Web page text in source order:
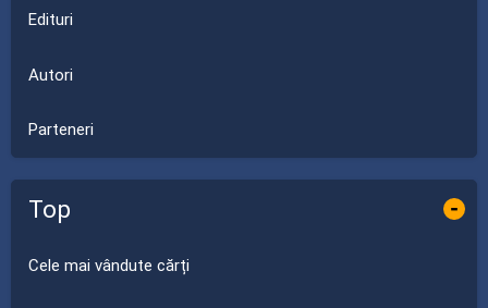
Edituri
Autori
Parteneri
Top -
Cele mai vândute cărți